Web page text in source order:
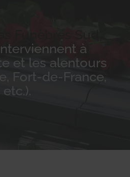
à
et les alentours
Fort-de-France,
etc.).